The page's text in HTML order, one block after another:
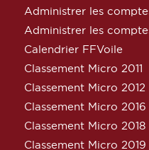
Administrer les
Administrer les
Calendrier FFVoile
Classement Micro 2011
Classement Micro 2012
Classement Micro 2016
Classement Micro 2018
Classement Micro 2019